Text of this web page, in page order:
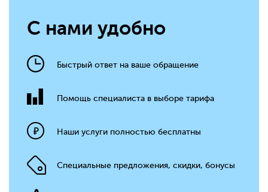
С нами удобно
Быстрый ответ на ваше обращение
Помощь специалиста в выборе тарифа
Наши услуги полностью бесплатны
Специальные предложения, скидки, бонусы